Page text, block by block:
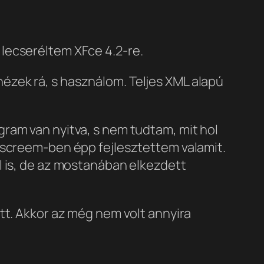
XFce 4.2-re.
rá, s használom. Teljes XML alapú
van nyitva, s nem tudtam, mit hol
ben épp fejlesztettem valamit.
de az mostanában elkezdett
Akkor az még nem volt annyira